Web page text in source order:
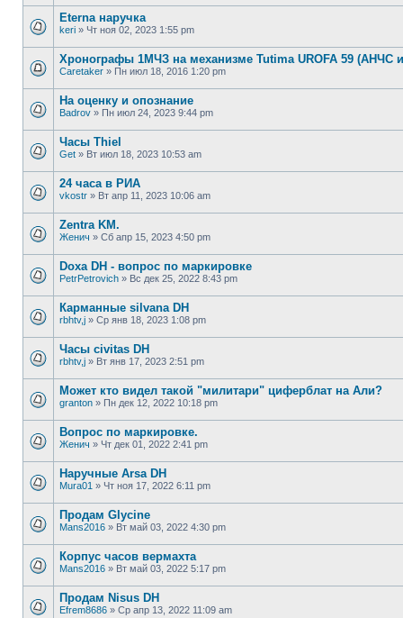
Eterna наручка
keri » Чт ноя 02, 2023 1:55 pm
Хронографы 1МЧЗ на механизме Tutima UROFA 59 (АНЧС
Caretaker » Пн июл 18, 2016 1:20 pm
На оценку и опознание
Badrov » Пн июл 24, 2023 9:44 pm
Часы Thiel
Get » Вт июл 18, 2023 10:53 am
24 часа в РИА
vkostr » Вт апр 11, 2023 10:06 am
Zentra KM.
Женич » Сб апр 15, 2023 4:50 pm
Doxa DH - вопрос по маркировке
PetrPetrovich » Вс дек 25, 2022 8:43 pm
Карманные silvana DH
rbhtv,j » Ср янв 18, 2023 1:08 pm
Часы civitas DH
rbhtv,j » Вт янв 17, 2023 2:51 pm
Может кто видел такой "милитари" циферблат на Али?
granton » Пн дек 12, 2022 10:18 pm
Вопрос по маркировке.
Женич » Чт дек 01, 2022 2:41 pm
Наручные Arsa DH
Mura01 » Чт ноя 17, 2022 6:11 pm
Продам Glycine
Mans2016 » Вт май 03, 2022 4:30 pm
Корпус часов вермахта
Mans2016 » Вт май 03, 2022 5:17 pm
Продам Nisus DH
Efrem8686 » Ср апр 13, 2022 11:09 am